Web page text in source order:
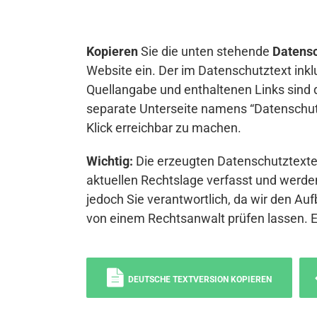
KopierenSie die unten stehende
Website ein. Der im Datenschutztext
Quellangabe und enthaltenen Links
separate Unterseite namens
Klick erreichbar zu machen.
Wichtig: Die erzeugten
aktuellen Rechtslage verfasst und
jedoch Sie verantwortlich, da wir den
von einem Rechtsanwalt prüfen lassen.
DEUTSCHE TEXTVERSION KOPIEREN